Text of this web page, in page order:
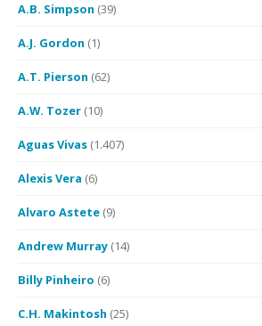
A.B. Simpson (39)
A.J. Gordon (1)
A.T. Pierson (62)
A.W. Tozer (10)
Aguas Vivas (1.407)
Alexis Vera (6)
Alvaro Astete (9)
Andrew Murray (14)
Billy Pinheiro (6)
C.H. Makintosh (25)